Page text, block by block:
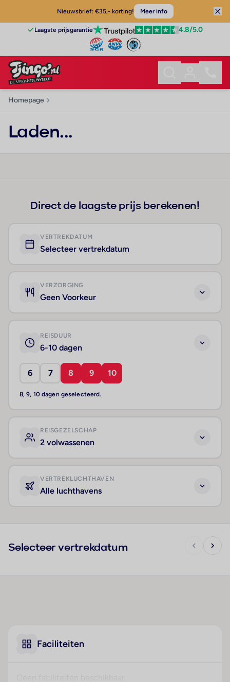
Nieuwsbrief: €35,- korting! Meer info
Laagste prijsgarantie 4.8/5.0
Homepage
Laden...
Direct de laagste prijs berekenen!
VERTREKDATUM
Selecteer vertrekdatum
VERZORGING
Geen Voorkeur
REISDUUR
6-10 dagen
6 7 8 9 10
8, 9, 10 dagen geselecteerd.
REISGEZELSCHAP
2 volwassenen
VERTREKLUCHTHAVEN
Alle luchthavens
Selecteer vertrekdatum
Faciliteiten